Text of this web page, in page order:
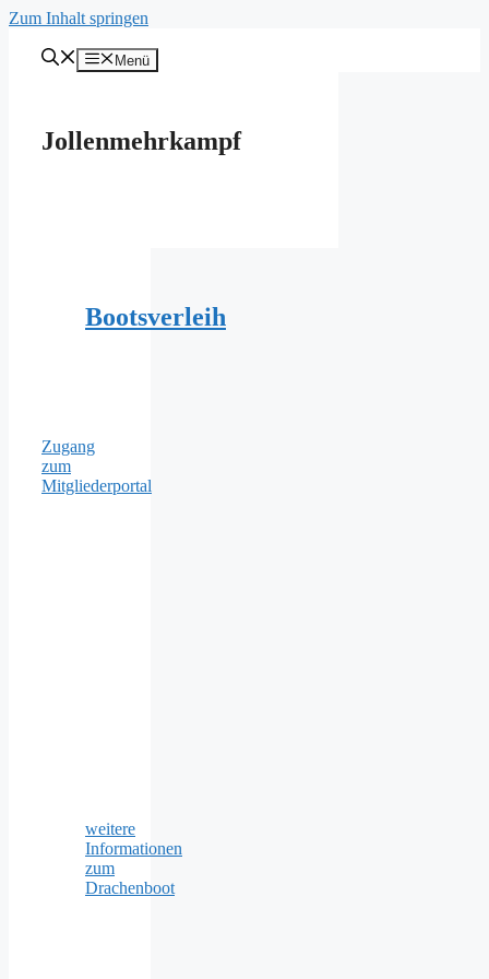
Zum Inhalt springen
Menü
Jollenmehrkampf
Bootsverleih
Zugang
zum
Mitgliederportal
weitere
Informationen
zum
Drachenboot